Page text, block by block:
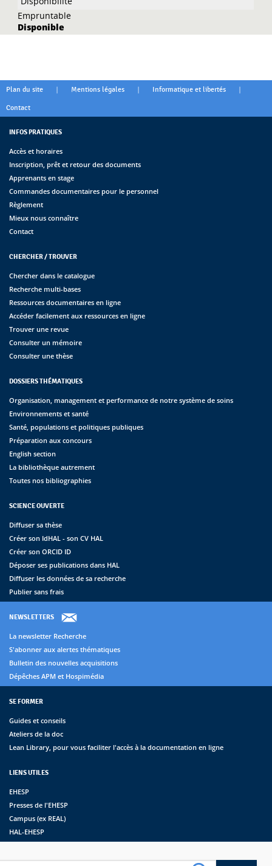
Empruntable
Disponible
Plan du site | Mentions légales | Informatique et libertés |
Contact
INFOS PRATIQUES
Accès et horaires
Inscription, prêt et retour des documents
Apprenants en stage
Commandes documentaires pour le personnel
Règlement
Mieux nous connaître
Contact
CHERCHER / TROUVER
Chercher dans le catalogue
Recherche multi-bases
Ressources documentaires en ligne
Accéder facilement aux ressources en ligne
Trouver une revue
Consulter un mémoire
Consulter une thèse
DOSSIERS THÉMATIQUES
Organisation, management et performance de notre système de soins
Environnements et santé
Santé, populations et politiques publiques
Préparation aux concours
English section
La bibliothèque autrement
Toutes nos bibliographies
SCIENCE OUVERTE
Diffuser sa thèse
Créer son IdHAL - son CV HAL
Créer son ORCID ID
Déposer ses publications dans HAL
Diffuser les données de sa recherche
Publier sans frais
NEWSLETTERS
La newsletter Recherche
S'abonner aux alertes thématiques
Bulletin des nouvelles acquisitions
Dépêches APM et Hospimédia
SE FORMER
Guides et conseils
Ateliers de la doc
Lean Library, pour vous faciliter l'accès à la documentation en ligne
LIENS UTILES
EHESP
Presses de l'EHESP
Campus (ex REAL)
HAL-EHESP